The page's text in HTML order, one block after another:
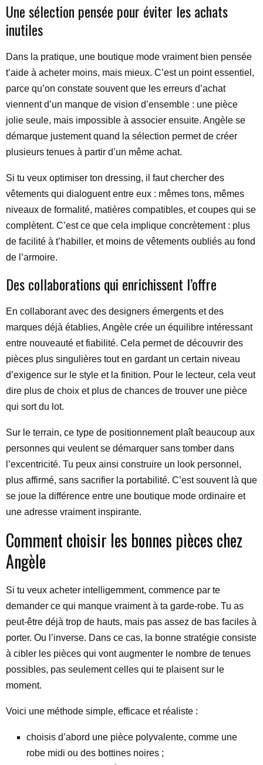
Une sélection pensée pour éviter les achats
inutiles
Dans la pratique, une boutique mode vraiment bien pensée
t’aide à acheter moins, mais mieux. C’est un point essentiel,
parce qu’on constate souvent que les erreurs d’achat
viennent d’un manque de vision d’ensemble : une pièce
jolie seule, mais impossible à associer ensuite. Angèle se
démarque justement quand la sélection permet de créer
plusieurs tenues à partir d’un même achat.
Si tu veux optimiser ton dressing, il faut chercher des
vêtements qui dialoguent entre eux : mêmes tons, mêmes
niveaux de formalité, matières compatibles, et coupes qui se
complètent. C’est ce que cela implique concrètement : plus
de facilité à t’habiller, et moins de vêtements oubliés au fond
de l’armoire.
Des collaborations qui enrichissent l’offre
En collaborant avec des designers émergents et des
marques déjà établies, Angèle crée un équilibre intéressant
entre nouveauté et fiabilité. Cela permet de découvrir des
pièces plus singulières tout en gardant un certain niveau
d’exigence sur le style et la finition. Pour le lecteur, cela veut
dire plus de choix et plus de chances de trouver une pièce
qui sort du lot.
Sur le terrain, ce type de positionnement plaît beaucoup aux
personnes qui veulent se démarquer sans tomber dans
l’excentricité. Tu peux ainsi construire un look personnel,
plus affirmé, sans sacrifier la portabilité. C’est souvent là que
se joue la différence entre une boutique mode ordinaire et
une adresse vraiment inspirante.
Comment choisir les bonnes pièces chez
Angèle
Si tu veux acheter intelligemment, commence par te
demander ce qui manque vraiment à ta garde-robe. Tu as
peut-être déjà trop de hauts, mais pas assez de bas faciles à
porter. Ou l’inverse. Dans ce cas, la bonne stratégie consiste
à cibler les pièces qui vont augmenter le nombre de tenues
possibles, pas seulement celles qui te plaisent sur le
moment.
Voici une méthode simple, efficace et réaliste :
choisis d’abord une pièce polyvalente, comme une
robe midi ou des bottines noires ;